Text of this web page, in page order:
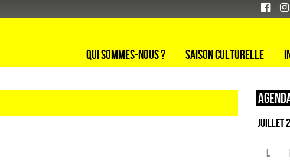
Qui sommes-nous ? Saison culturelle
L